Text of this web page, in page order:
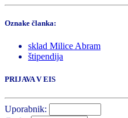
Oznake članka:
sklad Milice Abram
štipendija
PRIJAVA V EIS
Uporabnik: